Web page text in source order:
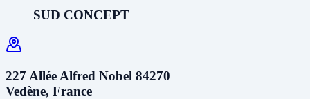
SUD CONCEPT
227 Allée Alfred Nobel 84270
Vedène, France